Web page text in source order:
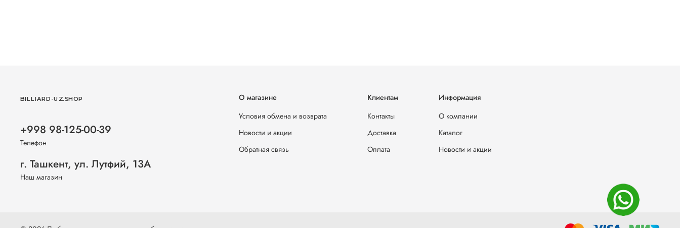
О магазине
Условия обмена и возврата
Новости и акции
Обратная связь
Клиентам
Контакты
Доставка
Оплата
Информация
О компании
Каталог
Новости и акции
BILLIARD-UZ.SHOP
+998 98-125-00-39
Телефон
г. Ташкент, ул. Лутфий, 13А
Наш магазин